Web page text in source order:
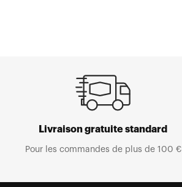
Livraison gratuite standard
Pour les commandes de plus de 100 €